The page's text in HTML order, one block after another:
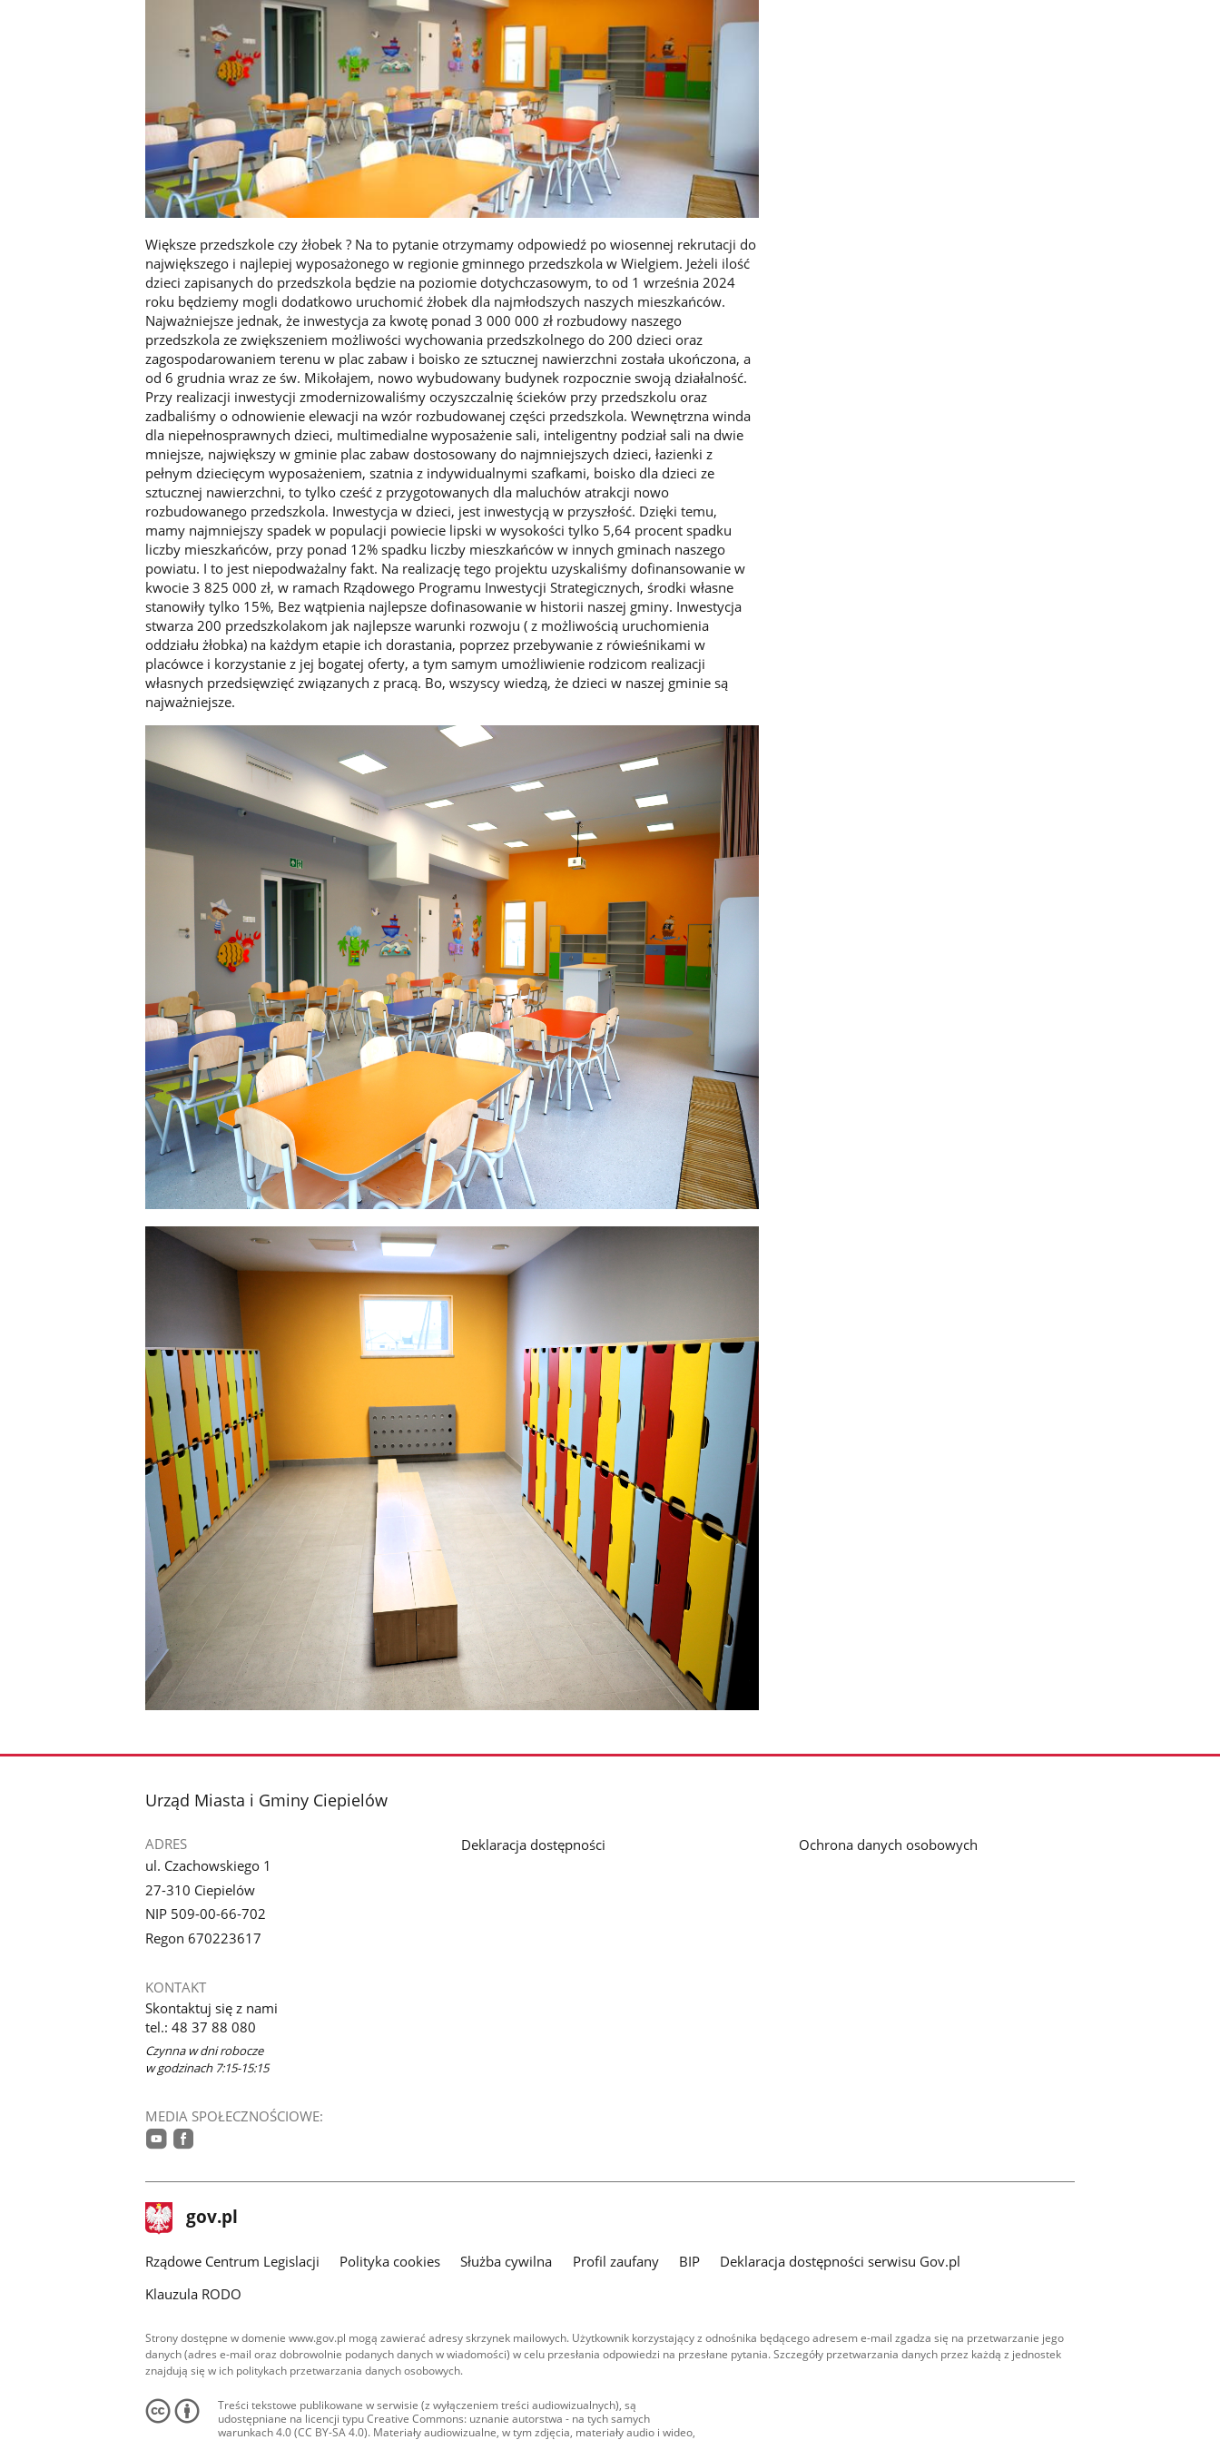
Większe przedszkole czy żłobek ? Na to pytanie otrzymamy odpowiedź po wiosennej rekrutacji do
największego i najlepiej wyposażonego w regionie gminnego przedszkola w Wielgiem. Jeżeli ilość
dzieci zapisanych do przedszkola będzie na poziomie dotychczasowym, to od 1 września 2024
roku będziemy mogli dodatkowo uruchomić żłobek dla najmłodszych naszych mieszkańców.
Najważniejsze jednak, że inwestycja za kwotę ponad 3 000 000 zł rozbudowy naszego
przedszkola ze zwiększeniem możliwości wychowania przedszkolnego do 200 dzieci oraz
zagospodarowaniem terenu w plac zabaw i boisko ze sztucznej nawierzchni została ukończona, a
od 6 grudnia wraz ze św. Mikołajem, nowo wybudowany budynek rozpocznie swoją działalność.
Przy realizacji inwestycji zmodernizowaliśmy oczyszczalnię ścieków przy przedszkolu oraz
zadbaliśmy o odnowienie elewacji na wzór rozbudowanej części przedszkola. Wewnętrzna winda
dla niepełnosprawnych dzieci, multimedialne wyposażenie sali, inteligentny podział sali na dwie
mniejsze, największy w gminie plac zabaw dostosowany do najmniejszych dzieci, łazienki z
pełnym dziecięcym wyposażeniem, szatnia z indywidualnymi szafkami, boisko dla dzieci ze
sztucznej nawierzchni, to tylko cześć z przygotowanych dla maluchów atrakcji nowo
rozbudowanego przedszkola. Inwestycja w dzieci, jest inwestycją w przyszłość. Dzięki temu,
mamy najmniejszy spadek w populacji powiecie lipski w wysokości tylko 5,64 procent spadku
liczby mieszkańców, przy ponad 12% spadku liczby mieszkańców w innych gminach naszego
powiatu. I to jest niepodważalny fakt. Na realizację tego projektu uzyskaliśmy dofinansowanie w
kwocie 3 825 000 zł, w ramach Rządowego Programu Inwestycji Strategicznych, środki własne
stanowiły tylko 15%, Bez wątpienia najlepsze dofinasowanie w historii naszej gminy. Inwestycja
stwarza 200 przedszkolakom jak najlepsze warunki rozwoju ( z możliwością uruchomienia
oddziału żłobka) na każdym etapie ich dorastania, poprzez przebywanie z rówieśnikami w
placówce i korzystanie z jej bogatej oferty, a tym samym umożliwienie rodzicom realizacji
własnych przedsięwzięć związanych z pracą. Bo, wszyscy wiedzą, że dzieci w naszej gminie są
najważniejsze.
stopka
Urząd Miasta i Gminy Ciepielów
ADRES
ul. Czachowskiego 1
27-310 Ciepielów
NIP 509-00-66-702
Regon 670223617
KONTAKT
Skontaktuj się z nami
tel.: 48 37 88 080
Czynna w dni robocze
w godzinach 7:15-15:15
MEDIA SPOŁECZNOŚCIOWE:
Deklaracja dostępności Ochrona danych osobowych
stopka
gov.pl Strona
gov.pl
Rządowe Centrum Legislacji Polityka cookies Służba cywilna Profil zaufany BIP
Deklaracja dostępności serwisu Gov.pl
Klauzula RODO
Strony dostępne w domenie www.gov.pl mogą zawierać adresy skrzynek mailowych. Użytkownik korzystający z odnośnika będącego adresem e-mail zgadza się na przetwarzanie jego
danych (adres e-mail oraz dobrowolnie podanych danych w wiadomości) w celu przesłania odpowiedzi na przesłane pytania. Szczegóły przetwarzania danych przez każdą z jednostek
znajdują się w ich politykach przetwarzania danych osobowych.
Treści tekstowe publikowane w serwisie (z wyłączeniem treści audiowizualnych), są
udostępniane na licencji typu Creative Commons: uznanie autorstwa - na tych samych
warunkach 4.0 (CC BY-SA 4.0). Materiały audiowizualne, w tym zdjęcia, materiały audio i wideo,